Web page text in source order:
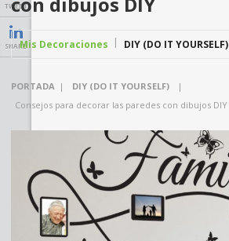
TWEET
SHAREMis Decoraciones DIY (DO IT YOURSELF)
PORTADA | DIY (DO IT YOURSELF)
|
Consejos para decorar las paredes con dibujos DIY